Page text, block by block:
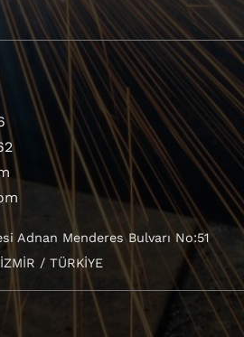
Adnan Menderes Bulvarı No:51
/ TÜRKİYE